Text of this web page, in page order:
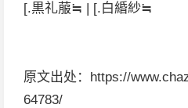
[.黒礼菔≒ | [.白緍紗≒
原文出处：https://
64783/